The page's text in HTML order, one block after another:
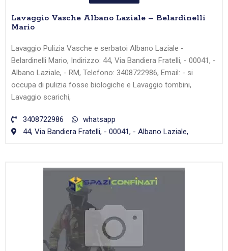
Lavaggio Vasche Albano Laziale – Belardinelli
Mario
Lavaggio Pulizia Vasche e serbatoi Albano Laziale -
Belardinelli Mario, Indirizzo: 44, Via Bandiera Fratelli, - 00041, -
Albano Laziale, - RM, Telefono: 3408722986, Email: - si
occupa di pulizia fosse biologiche e Lavaggio tombini,
Lavaggio scarichi,
3408722986
whatsapp
44, Via Bandiera Fratelli, - 00041, - Albano Laziale,